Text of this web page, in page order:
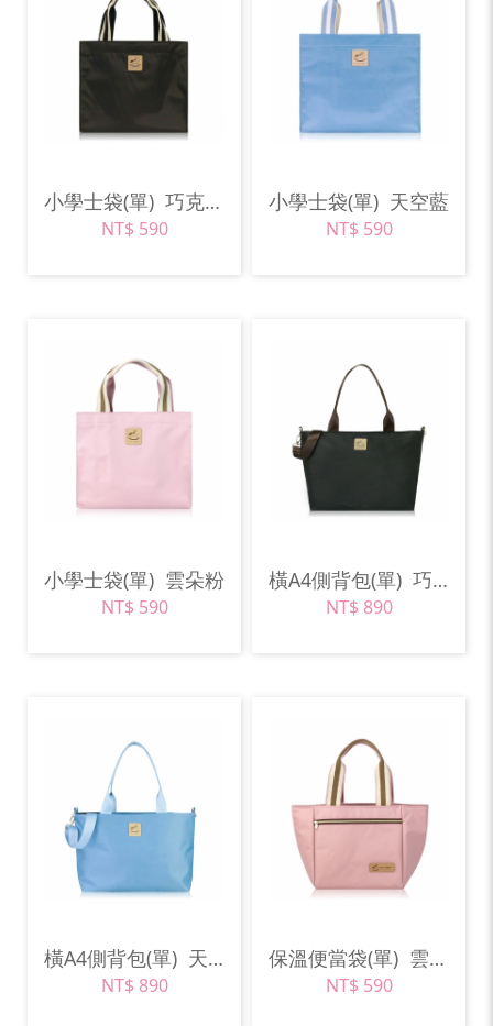
小學士袋(單) 巧克力棕
NT$ 590
小學士袋(單) 天空藍
NT$ 590
小學士袋(單) 雲朵粉
NT$ 590
橫A4側背包(單) 巧克力棕
NT$ 890
橫A4側背包(單) 天空藍
NT$ 890
保溫便當袋(單) 雲朵粉
NT$ 590